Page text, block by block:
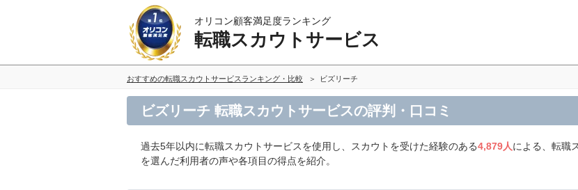
オリコン顧客満足度ランキング
転職スカウトサービス
おすすめの転職スカウトサービスランキング・比較 ビズリーチ
ビズリーチ 転職スカウトサービスの評判・口コミ
過去5年以内に転職スカウトサービスを使用し、スカウトを受けた経験のある4,879人による、転職
を選んだ利用者の声や各項目の得点を紹介。